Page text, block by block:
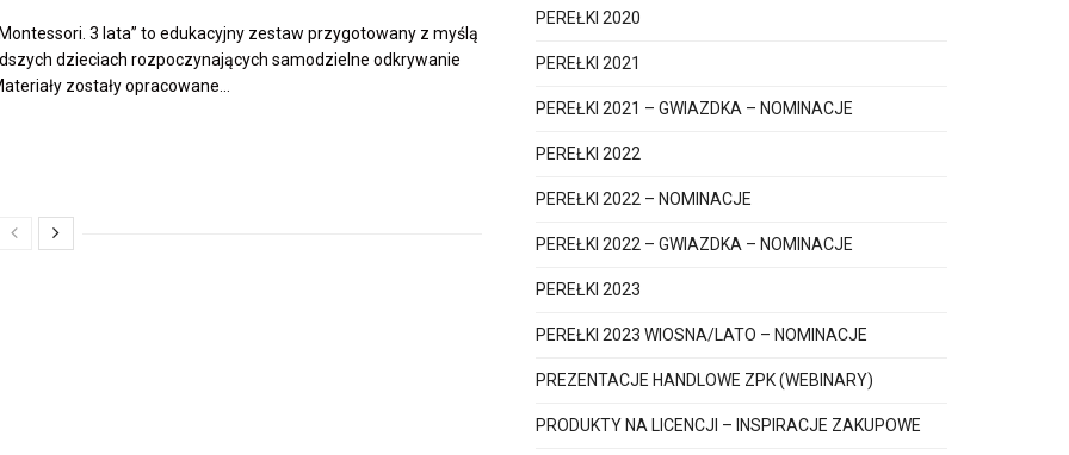
3 lata” to edukacyjny zestaw przygotowany z myślą
dzieciach rozpoczynających samodzielne odkrywanie
zostały opracowane...
PEREŁKI 2020
PEREŁKI 2021
PEREŁKI 2021 – GWIAZDKA – NOMINACJE
PEREŁKI 2022
PEREŁKI 2022 – NOMINACJE
PEREŁKI 2022 – GWIAZDKA – NOMINACJE
PEREŁKI 2023
PEREŁKI 2023 WIOSNA/LATO – NOMINACJE
PREZENTACJE HANDLOWE ZPK (WEBINARY)
PRODUKTY NA LICENCJI – INSPIRACJE ZAKUPOWE